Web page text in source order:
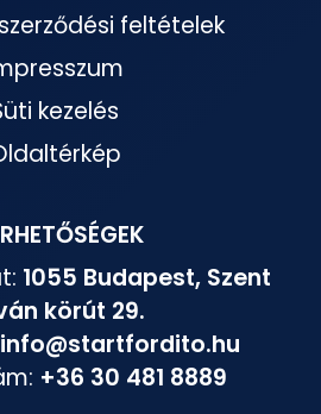
feltételek
kezelés
1055 Budapest, Szent
körút 29.
info@startfordito.hu
+36 30 481 8889